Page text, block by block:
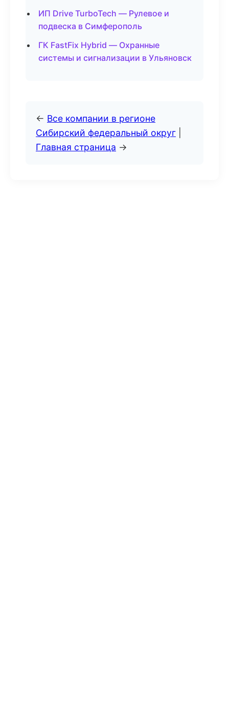
ИП Drive TurboTech — Рулевое и
подвеска в Симферополь
ГК FastFix Hybrid — Охранные
системы и сигнализации в Ульяновск
← Все компании в регионе
Сибирский федеральный округ
Главная страница →